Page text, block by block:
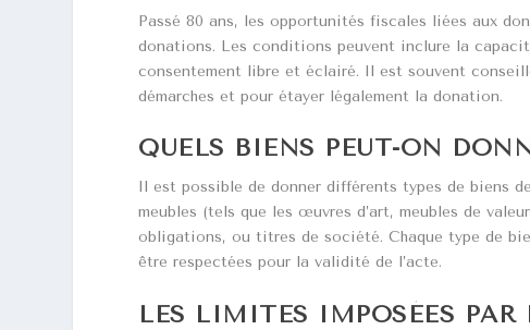
Passé 80 ans, les opportunités fiscales liées aux
donations. Les conditions peuvent inclure la
consentement libre et éclairé. Il est souvent
démarches et pour étayer légalement la donation.
QUELS BIENS PEUT-ON
Il est possible de donner différents types de biens
meubles (tels que les œuvres d’art, meubles de
obligations, ou titres de société. Chaque type de
être respectées pour la validité de l’acte.
LES LIMITES IMPOSÉES